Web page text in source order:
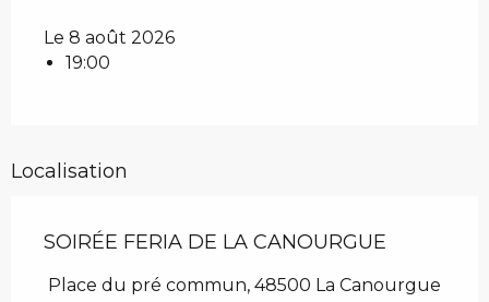
Le 8 août 2026
19:00
Localisation
SOIRÉE FERIA DE LA CANOURGUE
Place du pré commun, 48500 La Canourgue